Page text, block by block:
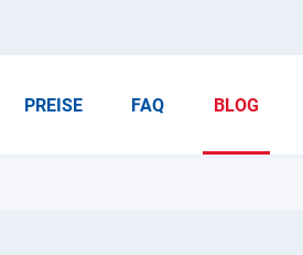
PREISE FAQ BLOG